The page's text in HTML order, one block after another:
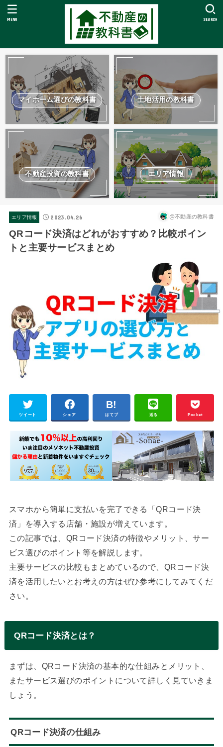
SEARCH
MENU
マイホーム選びの教科書 土地活用の教科書
不動産投資の教科書 エリア情報
エリア情報 2023.04.26 @不動産の教科書
QRコード決済はどれがおすすめ？比較ポイン
トと主要サービスまとめ
ツイート シェア はてブ 送る Pocket
スマホから簡単に支払いを完了できる「QRコード決
済」を導入する店舗・施設が増えています。
この記事では、QRコード決済の特徴やメリット、サー
ビス選びのポイント等を解説します。
主要サービスの比較もまとめているので、QRコード決
済を活用したいとお考えの方はぜひ参考にしてみてくだ
さい。
QRコード決済とは？
まずは、QRコード決済の基本的な仕組みとメリット、
またサービス選びのポイントについて詳しく見ていきま
しょう。
QRコード決済の仕組み